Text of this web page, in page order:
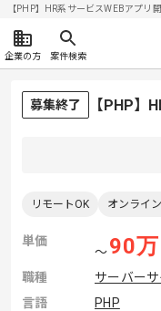
【PHP】HR系サービスWEBアプ
企業の方 案件検索
募集終了 【PHP】
リモートOK オンライ
単価
〜90万
職種
サーバー
言語
PHP